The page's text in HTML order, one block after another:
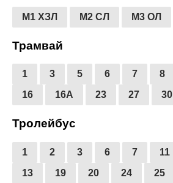
М1 ХЗЛ М2 СЛ М3 ОЛ
Трамвай
1 3 5 6 7 8
16
16А 23 27 30
Тролейбус
1 2 3 6 7 11
13
19 20 24 25